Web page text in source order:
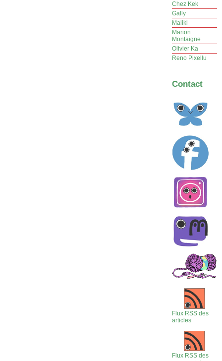
Chez Kek
Gally
Maliki
Marion
Montaigne
Olivier Ka
Reno Pixellu
Contact
Flux RSS des
articles
Flux RSS des